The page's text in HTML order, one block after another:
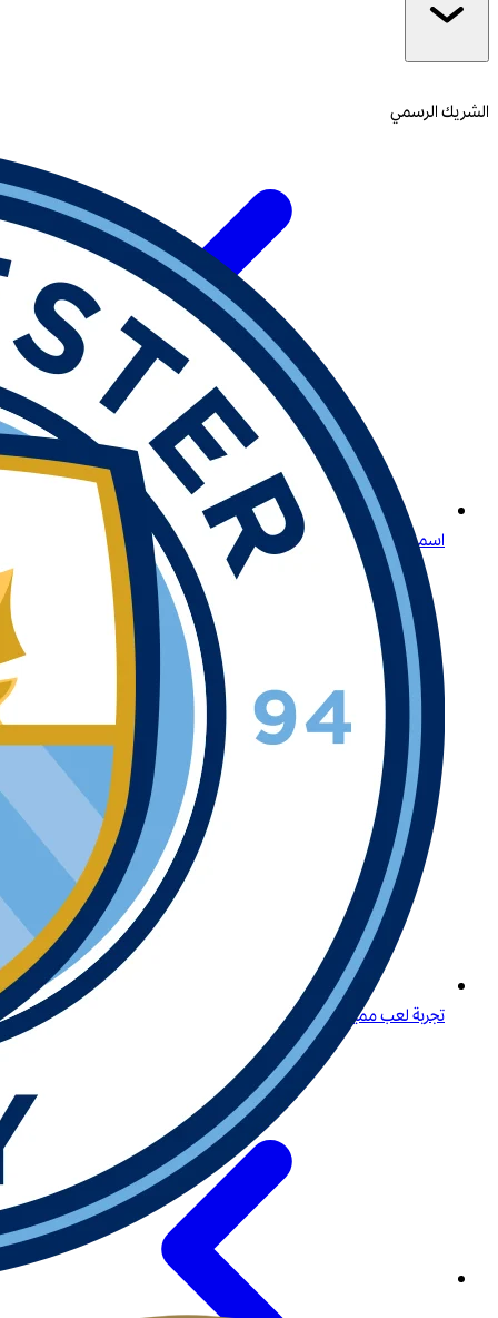
اسمح لنا بتقديم لعبة لايتنينغ روليت
تجربة لعب مميزة لكبار اللاعبين في المنطقة في الإمارات العربية المتحدة
الشريك الرسمي